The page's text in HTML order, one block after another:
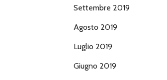
Settembre 2019
Agosto 2019
Luglio 2019
Giugno 2019